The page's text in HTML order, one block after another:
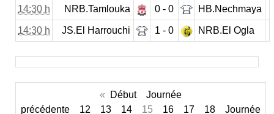
14:30 h NRB.Tamlouka 0 - 0 HB.Nechmaya
14:30 h JS.El Harrouchi 1 - 0 NRB.El Ogla
« Début
Journée
précédente
12 13 14 15 16 17 18
Journée